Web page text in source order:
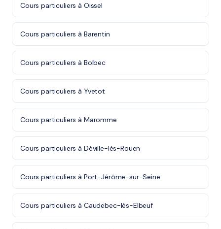
Cours particuliers à Oissel
Cours particuliers à Barentin
Cours particuliers à Bolbec
Cours particuliers à Yvetot
Cours particuliers à Maromme
Cours particuliers à Déville-lès-Rouen
Cours particuliers à Port-Jérôme-sur-Seine
Cours particuliers à Caudebec-lès-Elbeuf